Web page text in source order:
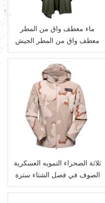
ماء معطف واق من المطر
معطف واق من المطر الجيش
ثلاثة الصحراء التمويه العسكرية
الصوف في فصل الشتاء سترة